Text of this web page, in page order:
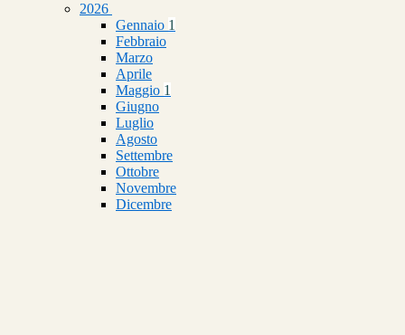
2026
Gennaio 1
Febbraio
Marzo
Aprile
Maggio 1
Giugno
Luglio
Agosto
Settembre
Ottobre
Novembre
Dicembre